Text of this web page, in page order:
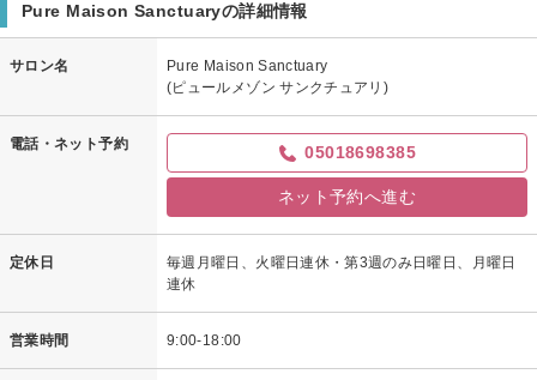
Pure Maison Sanctuaryの詳細情報
サロン名
Pure Maison Sanctuary
(ピュールメゾン サンクチュアリ)
電話・ネット予約 05018698385
ネット予約へ進む
定休日
毎週月曜日、火曜日連休・第3週のみ日曜日、月曜日
連休
営業時間 9:00-18:00